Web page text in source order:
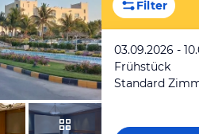
Filter
03.09.2026 -
Frühstück
Standard